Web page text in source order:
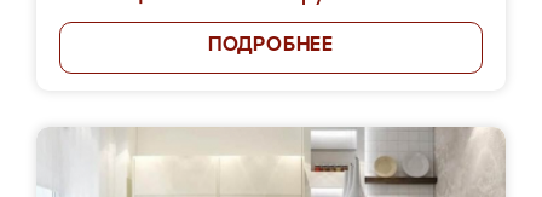
ПОДРОБНЕЕ